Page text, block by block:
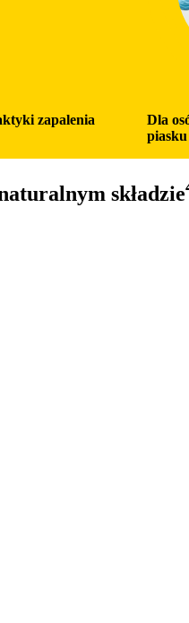
zapalenia
Dla
składzie